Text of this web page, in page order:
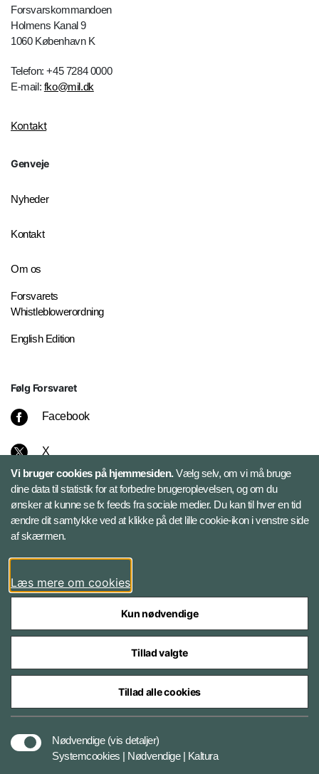
Forsvarskommandoen
Holmens Kanal 9
1060 København K
Telefon: +45 7284 0000
E-mail: fko@mil.dk
Kontakt
Genveje
Nyheder
Kontakt
Om os
Forsvarets
Whistleblowerordning
English Edition
Følg Forsvaret
Facebook
X
Instagram
Bluesky
LinkedIn
Styrelser og myndigheder under Forsvarsministeriet
Vi bruger cookies på hjemmesiden.Vælg selv, om vi må bruge
dine data til statistik for at forbedre brugeroplevelsen, og om du
ønsker at kunne se fx feeds fra sociale medier. Du kan til hver en tid
ændre dit samtykke ved at klikke på det lille cookie-ikon i venstre side
af skærmen.
Læs mere om cookies
Kun nødvendige
Tillad valgte
Tillad alle cookies
Nødvendige (vis detaljer)
Systemcookies | Nødvendige | Kaltura